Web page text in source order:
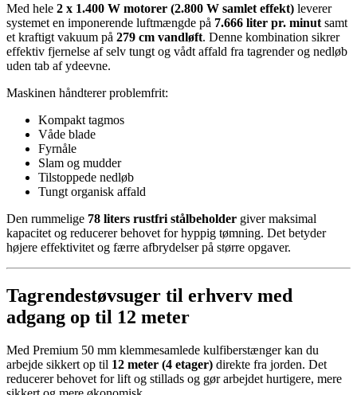
Med hele 2 x 1.400 W motorer (2.800 W samlet effekt) leverer
systemet en imponerende luftmængde på 7.666 liter pr. minut samt
et kraftigt vakuum på 279 cm vandløft. Denne kombination sikrer
effektiv fjernelse af selv tungt og vådt affald fra tagrender og nedløb
uden tab af ydeevne.
Maskinen håndterer problemfrit:
Kompakt tagmos
Våde blade
Fyrnåle
Slam og mudder
Tilstoppede nedløb
Tungt organisk affald
Den rummelige 78 liters rustfri stålbeholder giver maksimal
kapacitet og reducerer behovet for hyppig tømning. Det betyder
højere effektivitet og færre afbrydelser på større opgaver.
Tagrendestøvsuger til erhverv med
adgang op til 12 meter
Med Premium 50 mm klemmesamlede kulfiberstænger kan du
arbejde sikkert op til 12 meter (4 etager) direkte fra jorden. Det
reducerer behovet for lift og stillads og gør arbejdet hurtigere, mere